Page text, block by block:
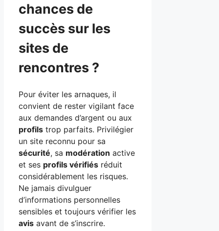
chances de
succès sur les
sites de
rencontres ?
Pour éviter les arnaques, il
convient de rester vigilant face
aux demandes d’argent ou aux
profils trop parfaits. Privilégier
un site reconnu pour sa
sécurité, sa modération active
et ses profils vérifiés réduit
considérablement les risques.
Ne jamais divulguer
d’informations personnelles
sensibles et toujours vérifier les
avis avant de s’inscrire.